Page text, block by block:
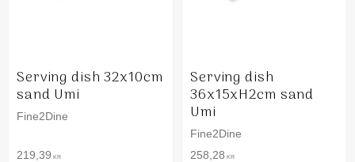
Serving dish 32x10cm
sand Umi
Fine2Dine
219,39 KR
Serving dish
36x15xH2cm sand
Umi
Fine2Dine
258,28 KR